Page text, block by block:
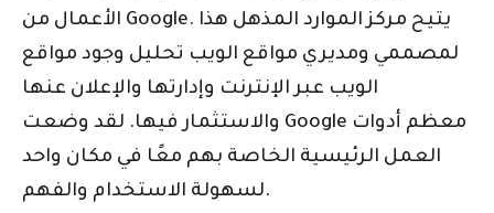
الأعمال من Google. يتيح مركز الموارد المذهل هذا
لمصممي ومديري مواقع الويب تحليل وجود مواقع
الويب عبر الإنترنت وإدارتها والإعلان عنها
والاستثمار فيها. لقد وضعت Google معظم أدوات
العمل الرئيسية الخاصة بهم معًا في مكان واحد
لسهولة الاستخدام والفهم.